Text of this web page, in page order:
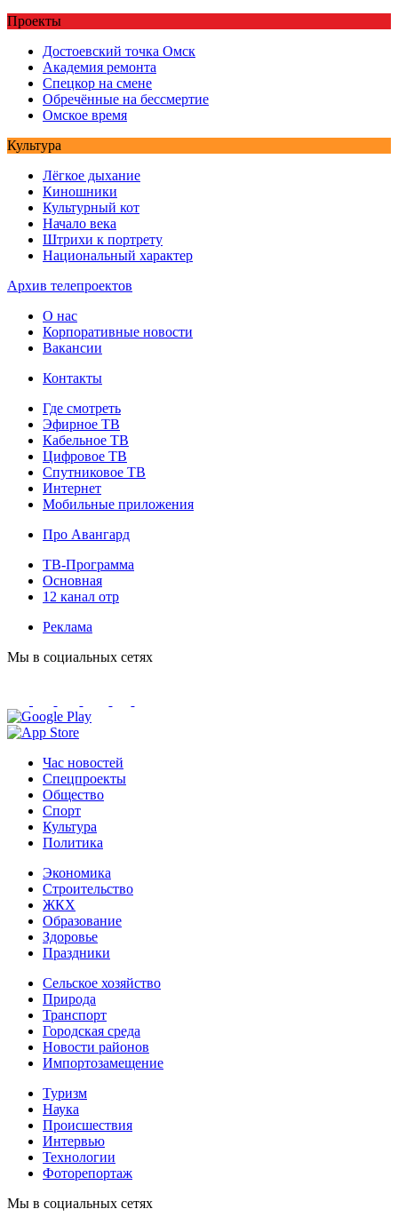
Проекты
Достоевский точка Омск
Академия ремонта
Спецкор на смене
Обречённые на бессмертие
Омское время
Культура
Лёгкое дыхание
Киношники
Культурный кот
Начало века
Штрихи к портрету
Национальный характер
Архив телепроектов
О нас
Корпоративные новости
Вакансии
Контакты
Где смотреть
Эфирное ТВ
Кабельное ТВ
Цифровое ТВ
Спутниковое ТВ
Интернет
Мобильные приложения
Про Авангард
ТВ-Программа
Основная
12 канал отр
Реклама
Мы в социальных сетях
Час новостей
Спецпроекты
Общество
Спорт
Культура
Политика
Экономика
Строительство
ЖКХ
Образование
Здоровье
Праздники
Сельское хозяйство
Природа
Транспорт
Городская среда
Новости районов
Импортозамещение
Туризм
Наука
Происшествия
Интервью
Технологии
Фоторепортаж
Мы в социальных сетях